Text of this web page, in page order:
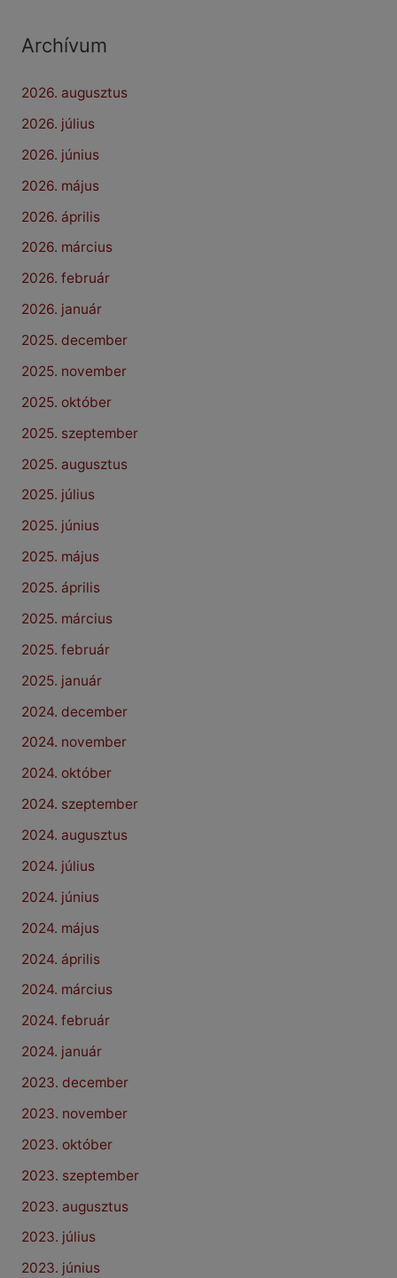
Archívum
2026. augusztus
2026. július
2026. június
2026. május
2026. április
2026. március
2026. február
2026. január
2025. december
2025. november
2025. október
2025. szeptember
2025. augusztus
2025. július
2025. június
2025. május
2025. április
2025. március
2025. február
2025. január
2024. december
2024. november
2024. október
2024. szeptember
2024. augusztus
2024. július
2024. június
2024. május
2024. április
2024. március
2024. február
2024. január
2023. december
2023. november
2023. október
2023. szeptember
2023. augusztus
2023. július
2023. június